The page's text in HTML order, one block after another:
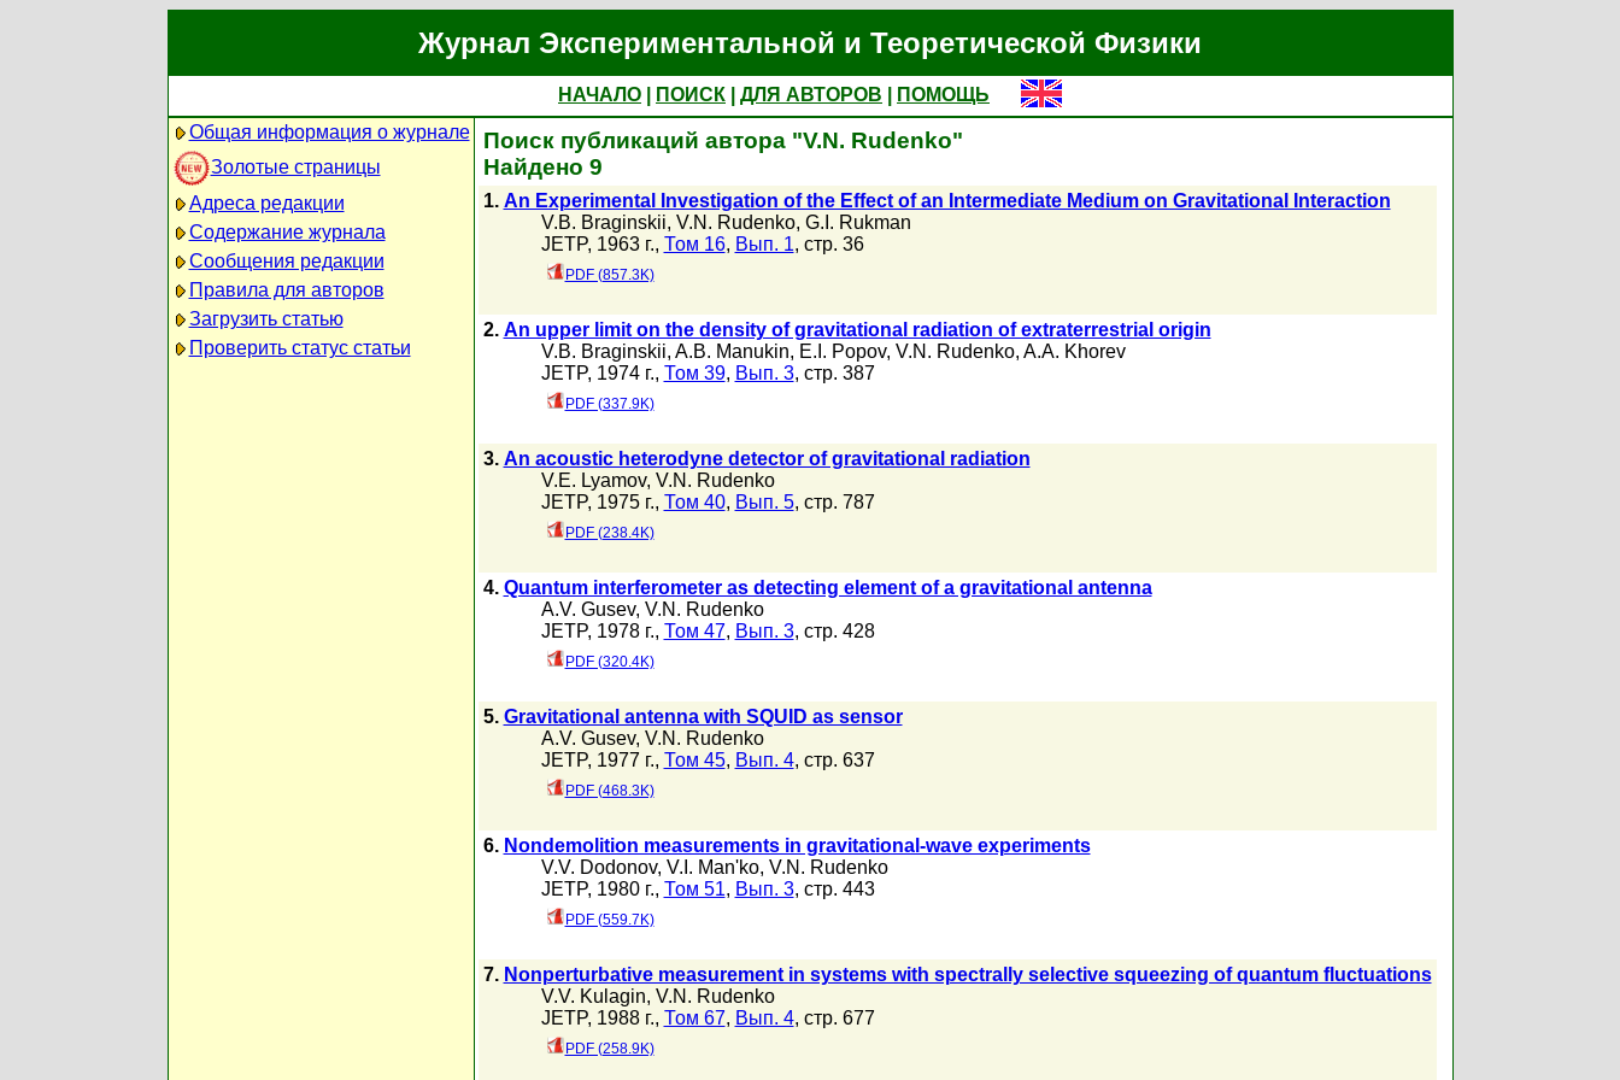
Журнал Экспериментальной и Теоретической Физики
НАЧАЛО ПОИСК ДЛЯ АВТОРОВ
ПОМОЩЬ
Общая информация о журнале
Золотые страницы
Адреса редакции
Содержание журнала
Сообщения редакции
Правила для авторов
Загрузить статью
Проверить статус статьи
Поиск публикаций автора "V.N. Rudenko"
Найдено 9
1. An Experimental Investigation of the Effect of an Intermediate Medium on Gravitational Interaction
V.B. Braginskii, V.N. Rudenko, G.I. Rukman
JETP, 1963 г., Том 16, Вып. 1, стр. 36
PDF (857.3K)
2. An upper limit on the density of gravitational radiation of extraterrestrial origin
V.B. Braginskii, A.B. Manukin, E.I. Popov, V.N. Rudenko, A.A. Khorev
JETP, 1974 г., Том 39, Вып. 3, стр. 387
PDF (337.9K)
3. An acoustic heterodyne detector of gravitational radiation
V.E. Lyamov, V.N. Rudenko
JETP, 1975 г., Том 40, Вып. 5, стр. 787
PDF (238.4K)
4. Quantum interferometer as detecting element of a gravitational antenna
A.V. Gusev, V.N. Rudenko
JETP, 1978 г., Том 47, Вып. 3, стр. 428
PDF (320.4K)
5. Gravitational antenna with SQUID as sensor
A.V. Gusev, V.N. Rudenko
JETP, 1977 г., Том 45, Вып. 4, стр. 637
PDF (468.3K)
6. Nondemolition measurements in gravitational-wave experiments
V.V. Dodonov, V.I. Man'ko, V.N. Rudenko
JETP, 1980 г., Том 51, Вып. 3, стр. 443
PDF (559.7K)
7. Nonperturbative measurement in systems with spectrally selective squeezing of quantum fluctuations
V.V. Kulagin, V.N. Rudenko
JETP, 1988 г., Том 67, Вып. 4, стр. 677
PDF (258.9K)